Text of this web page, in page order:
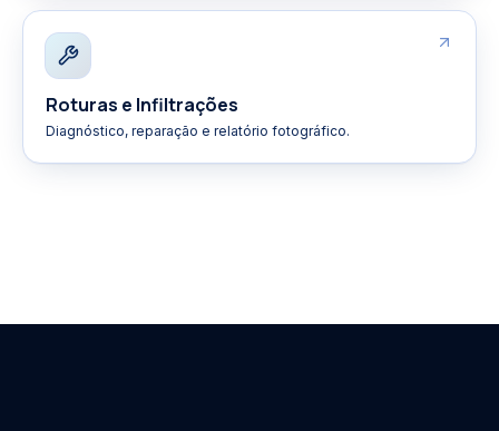
Roturas e Infiltrações
Diagnóstico, reparação e relatório fotográfico.